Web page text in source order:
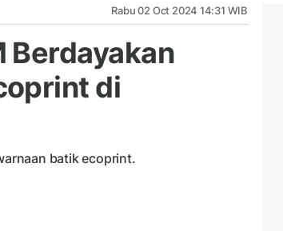
Rabu 02 Oct 2024 14:31 WIB
Berdayakan
di
batik ecoprint.